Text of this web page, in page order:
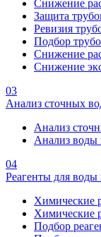
Снижение
Защита
Ревизия
Подбор
Снижение
Снижение
03
Анализ сточных
Анализ
Анализ воды
04
Реагенты для воды
Химические
Химические
Подбор